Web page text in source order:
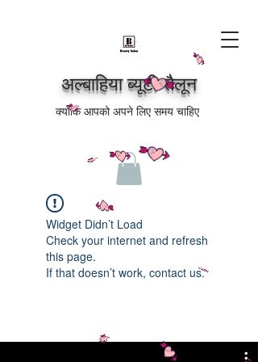
अल्बाहिया ब्यूटी सैलून
क्योंकि आपको अपने लिए समय चाहिए
Widget Didn’t Load
Check your internet and refresh
this page.
If that doesn’t work, contact us.